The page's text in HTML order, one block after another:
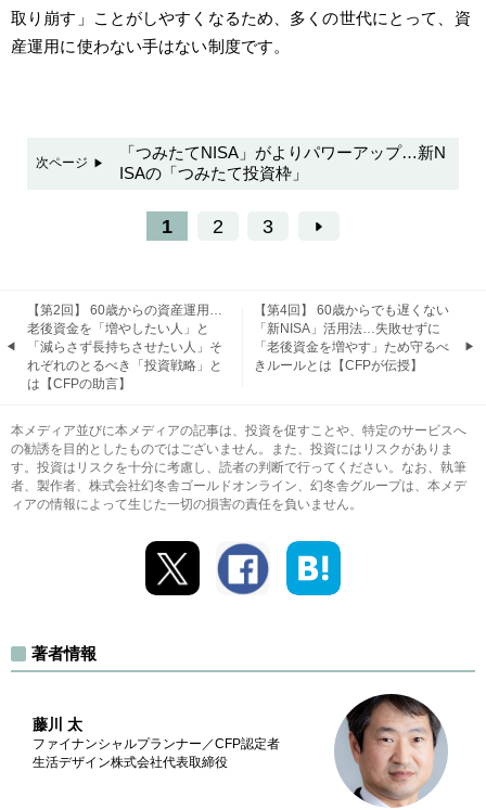
取り崩す」ことがしやすくなるため、多くの世代にとって、資
産運用に使わない手はない制度です。
次ページ
「つみたてNISA」がよりパワーアップ…新N
ISAの「つみたて投資枠」
1 2 3
【第2回】 60歳からの資産運用…
老後資金を「増やしたい人」と
「減らさず長持ちさせたい人」そ
れぞれのとるべき「投資戦略」と
は【CFPの助言】
【第4回】 60歳からでも遅くない
「新NISA」活用法…失敗せずに
「老後資金を増やす」ため守るべ
きルールとは【CFPが伝授】
本メディア並びに本メディアの記事は、投資を促すことや、特定のサービスへ
の勧誘を目的としたものではございません。また、投資にはリスクがありま
す。投資はリスクを十分に考慮し、読者の判断で行ってください。なお、執筆
者、製作者、株式会社幻冬舎ゴールドオンライン、幻冬舎グループは、本メデ
ィアの情報によって生じた一切の損害の責任を負いません。
著者情報
藤川 太
ファイナンシャルプランナー／CFP認定者
生活デザイン株式会社代表取締役